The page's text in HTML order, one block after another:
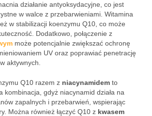
działanie antyoksydacyjne, co jest
w walce z przebarwieniami. Witamina
w stabilizacji koenzymu Q10, co może
Dodatkowo, połączenie z
może potencjalnie zwiększać ochronę
UV oraz poprawiać penetrację
aktywnych.
Q10 razem z niacynamidem to
kombinacja, gdyż niacynamid działa na
zapalnych i przebarwień, wspierając
Można również łączyć Q10 z kwasem